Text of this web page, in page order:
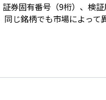
券固有番号（9桁）、検
同じ銘柄でも市場によっ